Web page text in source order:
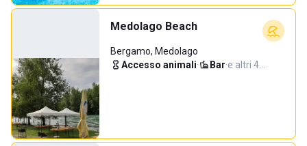
Medolago Beach
Bergamo, Medolago
Accesso animali· Bar·e altri 4…